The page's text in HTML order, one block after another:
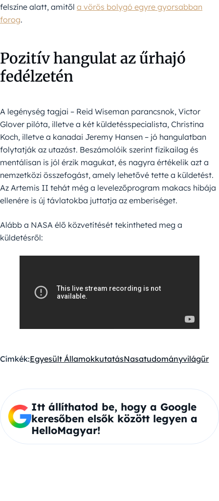
felszíne alatt, amitől a vörös bolygó egyre gyorsabban
forog.
Pozitív hangulat az űrhajó
fedélzetén
A legénység tagjai – Reid Wiseman parancsnok, Victor
Glover pilóta, illetve a két küldetésspecialista, Christina
Koch, illetve a kanadai Jeremy Hansen – jó hangulatban
folytatják az utazást. Beszámolóik szerint fizikailag és
mentálisan is jól érzik magukat, és nagyra értékelik azt a
nemzetközi összefogást, amely lehetővé tette a küldetést.
Az Artemis II tehát még a levelezőprogram makacs hibája
ellenére is új távlatokba juttatja az emberiséget.
Alább a NASA élő közvetítését tekintheted meg a
küldetésről:
Címkék:Egyesült ÁllamokkutatásNasatudományvilágűr
Itt állíthatod be, hogy a Google
keresőben elsők között legyen a
HelloMagyar!